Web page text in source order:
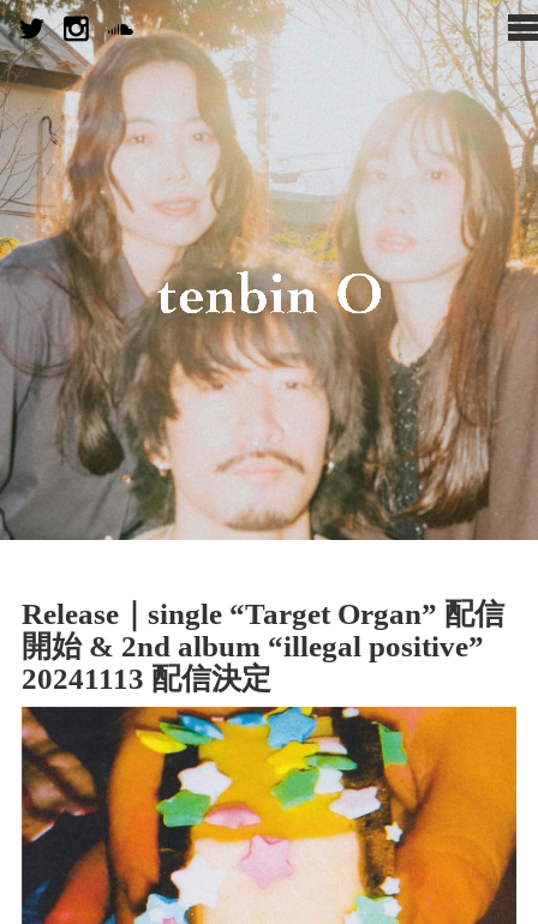
Release｜single “Target Organ” 配信
開始 & 2nd album “illegal positive”
20241113 配信決定